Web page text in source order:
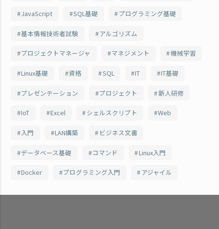
JavaScript SQL基礎 プログラミング基礎
基本情報技術者試験 アルゴリズム
プロジェクトマネージャ マネジメント 機械学習
Linux基礎 資格 SQL IT IT基礎
プレゼンテーション プロジェクト 新人研修
IoT Excel シェルスクリプト Web
入門 LAN構築 ビジネス文書
データベース基礎 コマンド Linux入門
Docker プログラミング入門 アジャイル